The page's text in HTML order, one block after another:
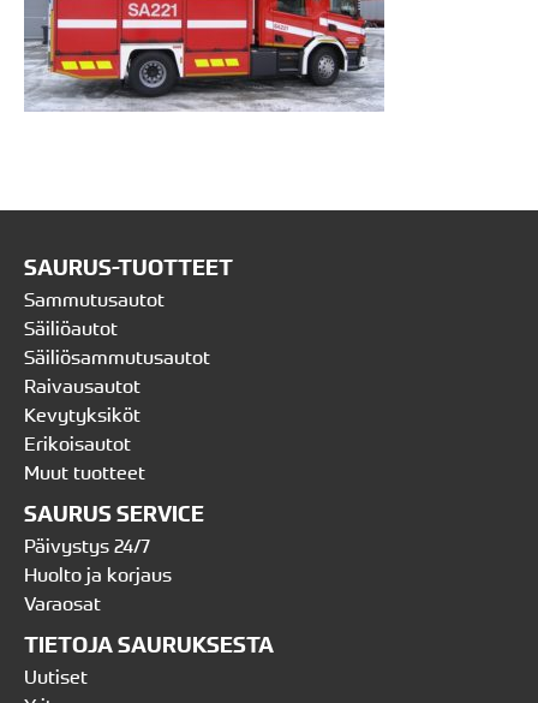
SAURUS-TUOTTEET
Sammutusautot
Säiliöautot
Säiliösammutusautot
Raivausautot
Kevytyksiköt
Erikoisautot
Muut tuotteet
SAURUS SERVICE
Päivystys 24/7
Huolto ja korjaus
Varaosat
TIETOJA SAURUKSESTA
Uutiset